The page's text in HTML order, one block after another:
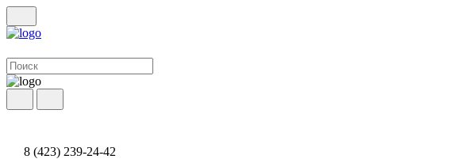
8 (423) 239-24-42